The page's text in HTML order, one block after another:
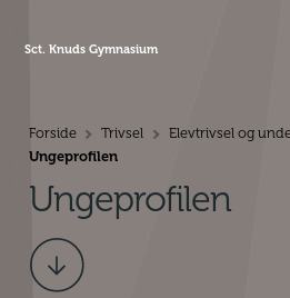
Sct. Knuds Gymnasium
Forside >Trivsel >Elevtrivsel og
Ungeprofilen
Ungeprofilen
Scroll